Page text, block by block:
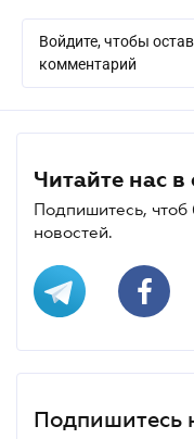
Войдите, чтобы
комментарий
Читайте нас в
Подпишитесь, чтоб
новостей.
Подпишитесь